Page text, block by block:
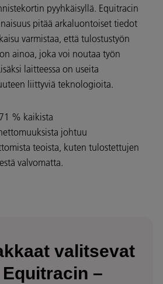
pyyhkäisyllä. Equitracin
pitää arkaluontoiset tiedot
varmistaa, että tulostustyön
ainoa, joka voi noutaa työn
laitteessa on useita
liittyviä teknologioita.
% kaikista
johtuu
teoista, kuten tulostettujen
valvomatta.
valitsevat
–